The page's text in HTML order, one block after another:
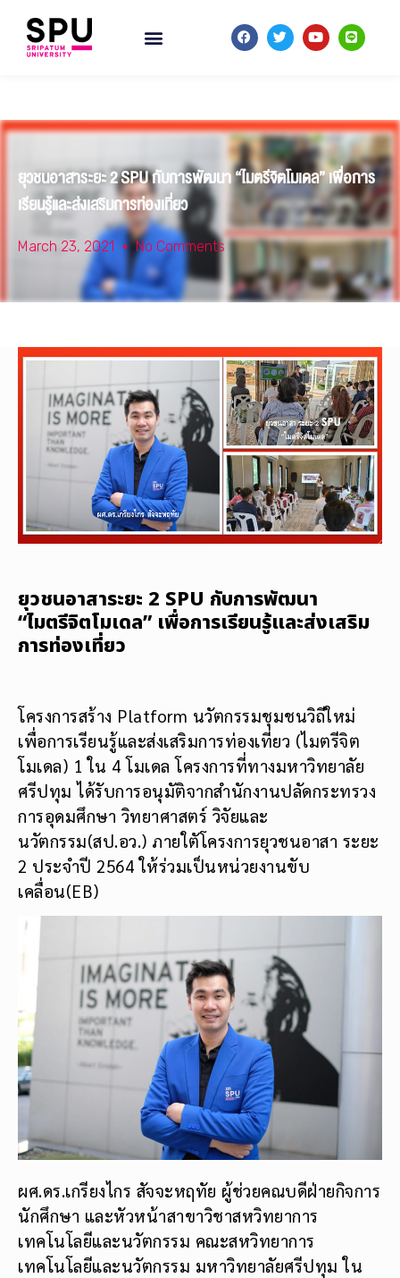
ยุวชนอาสาระยะ 2 SPU กับการพัฒนา “ไมตรีจิตโมเดล” เพื่อการ
เรียนรู้และส่งเสริมการท่องเที่ยว
March 23, 2021 No Comments
ยุวชนอาสาระยะ 2 SPU กับการพัฒนา
“ไมตรีจิตโมเดล” เพื่อการเรียนรู้และส่งเสริม
การท่องเที่ยว
โครงการสร้าง Platform นวัตกรรมชุมชนวิถีใหม่
เพื่อการเรียนรู้และส่งเสริมการท่องเที่ยว (ไมตรีจิต
โมเดล) 1 ใน 4 โมเดล โครงการที่ทางมหาวิทยาลัย
ศรีปทุม ได้รับการอนุมัติจากสำนักงานปลัดกระทรวง
การอุดมศึกษา วิทยาศาสตร์ วิจัยและ
นวัตกรรม(สป.อว.) ภายใตัโครงการยุวชนอาสา ระยะ
2 ประจำปี 2564 ให้ร่วมเป็นหน่วยงานขับ
เคลื่อน(EB)
ผศ.ดร.เกรียงไกร สัจจะหฤทัย ผู้ช่วยคณบดีฝ่ายกิจการ
นักศึกษา และหัวหน้าสาขาวิชาสหวิทยาการ
เทคโนโลยีและนวัตกรรม คณะสหวิทยาการ
เทคโนโลยีและนวัตกรรม มหาวิทยาลัยศรีปทุม ใน